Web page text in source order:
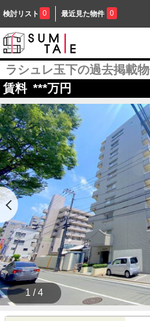
検討リスト 0 最近見た物件 0
ラシュレ玉下の過去掲載
賃料 ***万円
1 / 4